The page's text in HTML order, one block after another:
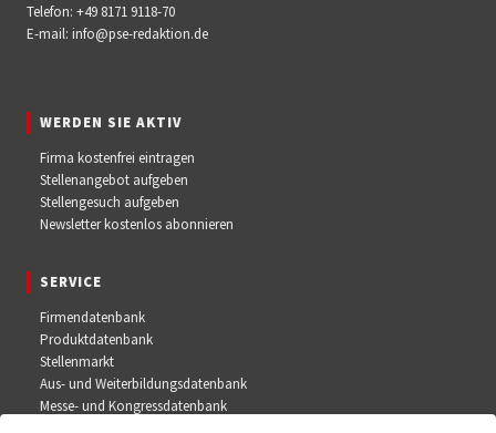
Telefon: +49 8171 9118-70
E-mail: info@pse-redaktion.de
WERDEN SIE AKTIV
Firma kostenfrei eintragen
Stellenangebot aufgeben
Stellengesuch aufgeben
Newsletter kostenlos abonnieren
SERVICE
Firmendatenbank
Produktdatenbank
Stellenmarkt
Aus- und Weiterbildungsdatenbank
Messe- und Kongressdatenbank